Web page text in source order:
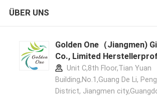
ÜBER UNS
Golden One（Jiangmen)
Co., Limited
Unit C,8th Floor,Tian Yuan
Building,No.1,Guang De Li,
District, Jiangmen